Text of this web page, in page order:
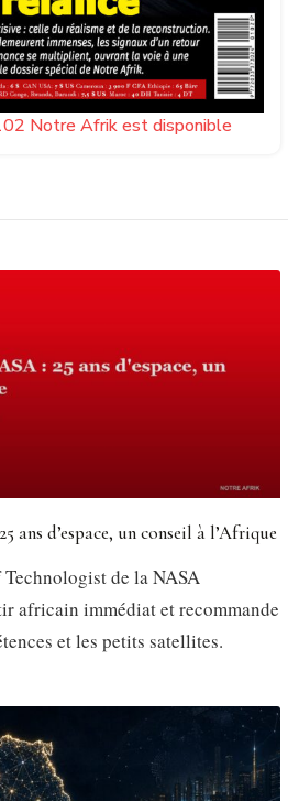
Notre Afrik est disponible
ans d’espace, un conseil à l’Afrique
de la NASA
africain immédiat et recommande
et les petits satellites.